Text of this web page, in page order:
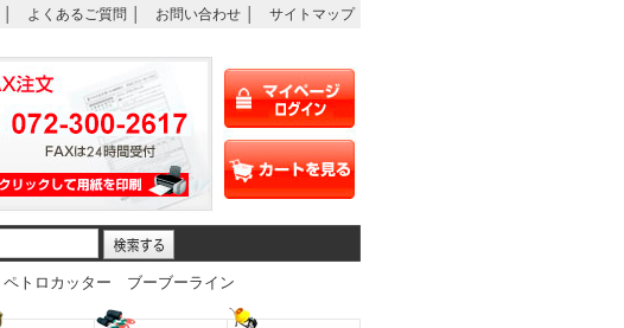
よくあるご質問 お問い合わせ サイトマップ
ペトロカッター ブーブーライン